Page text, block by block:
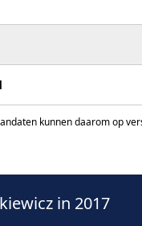
kunnen daarom op
in 2017